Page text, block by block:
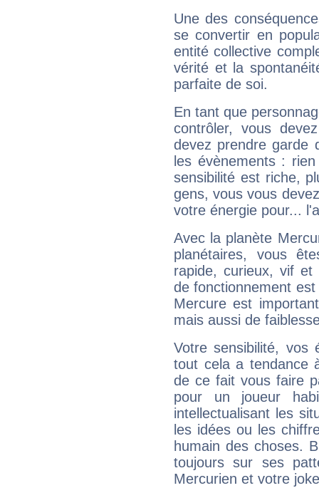
Une des
se convertir en
entité collective
vérité et la
parfaite de soi.
En tant que
contrôler, vous
devez prendre garde
les évènements :
sensibilité est riche,
gens, vous vous
votre énergie pour...
Avec la planète
planétaires, vous
rapide, curieux, vif et
de fonctionnement
Mercure est
mais aussi de
Votre sensibilité,
tout cela a tendance
de ce fait vous faire
pour un joueur
intellectualisant les
les idées ou les
humain des choses.
toujours sur ses
Mercurien et votre